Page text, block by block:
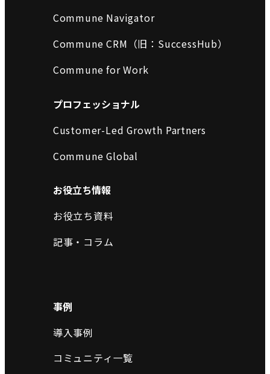
Commune Navigator
Commune CRM（旧：SuccessHub）
Commune for Work
プロフェッショナル
Customer-Led Growth Partners
Commune Global
お役立ち情報
お役立ち資料
記事・コラム
事例
導入事例
コミュニティ一覧